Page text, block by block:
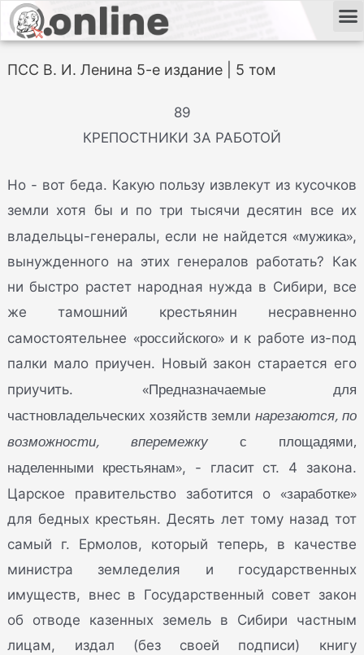
ПСС В. И. Ленина 5-е издание | 5 том
89
КРЕПОСТНИКИ ЗА РАБОТОЙ
Но - вот беда. Какую пользу извлекут из кусочков
земли хотя бы и по три тысячи десятин все их
владельцы-генералы, если не найдется «мужика»,
вынужденного на этих генералов работать? Как
ни быстро растет народная нужда в Сибири, все
же тамошний крестьянин несравненно
самостоятельнее «российского»и к работе из-под
палки мало приучен. Новый закон старается его
приучить. «Предназначаемые для
частновладельческих хозяйств земли нарезаются, по
возможности, вперемежку с площадями,
наделенными крестьянам», - гласит ст. 4 закона.
Царское правительство заботится о «заработке»
для бедных крестьян. Десять лет тому назад тот
самый г. Ермолов, который теперь, в качестве
министра земледелия и государственных
имуществ, внес в Государственный совет закон
об отводе казенных земель в Сибири частным
лицам, издал (без своей подписи) книгу